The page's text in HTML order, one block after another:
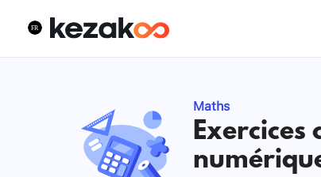
Maths
Exercices